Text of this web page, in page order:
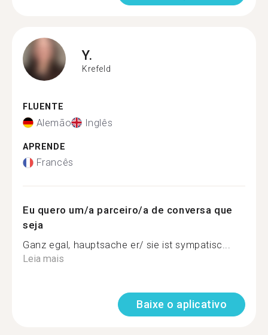
Y.
Krefeld
FLUENTE
Alemão Inglês
APRENDE
Francês
Eu quero um/a parceiro/a de conversa que
seja
Ganz egal, hauptsache er/ sie ist sympatisc...
Leia mais
Baixe o aplicativo